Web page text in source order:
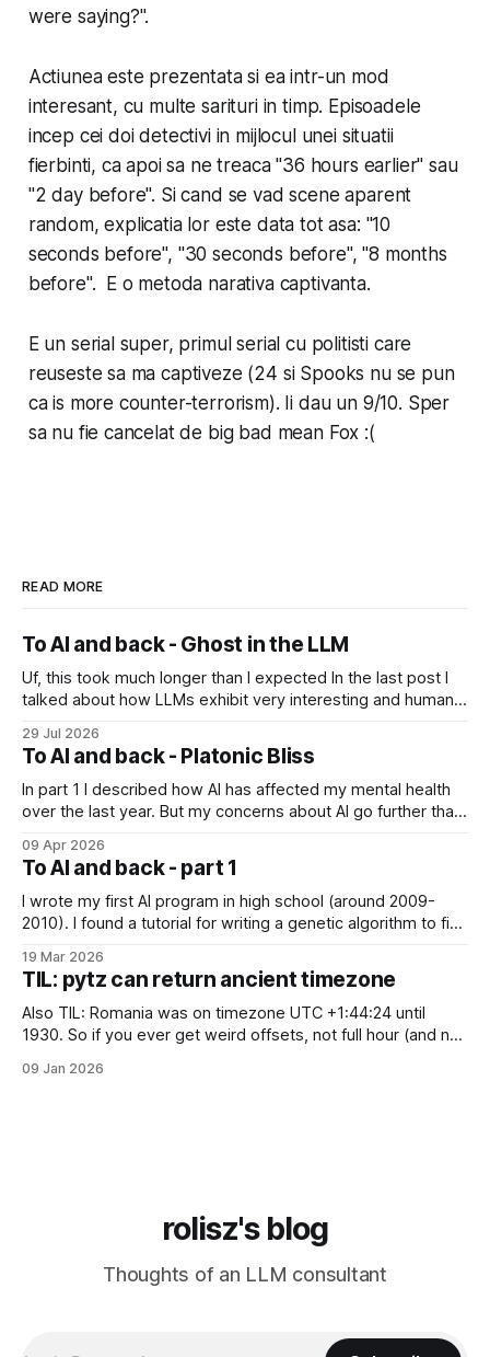
were saying?".
Actiunea este prezentata si ea intr-un mod
interesant, cu multe sarituri in timp. Episoadele
incep cei doi detectivi in mijlocul unei situatii
fierbinti, ca apoi sa ne treaca "36 hours earlier" sau
"2 day before". Si cand se vad scene aparent
random, explicatia lor este data tot asa: "10
seconds before", "30 seconds before", "8 months
before". E o metoda narativa captivanta.
E un serial super, primul serial cu politisti care
reuseste sa ma captiveze (24 si Spooks nu se pun
ca is more counter-terrorism). Ii dau un 9/10. Sper
sa nu fie cancelat de big bad mean Fox :(
READ MORE
To AI and back - Ghost in the LLM
Uf, this took much longer than I expected In the last post I
talked about how LLMs exhibit very interesting and human-
the platonic realm. Another person that influenced me a lot
is Joscha Bach. The first idea from him
29 Jul 2026
To AI and back - Platonic Bliss
In part 1 I described how AI has affected my mental health
over the last year. But my concerns about AI go further than
assistants sometimes exhibit weird behaviors. Gemini
"feeling" miserable and self-loathing
09 Apr 2026
To AI and back - part 1
I wrote my first AI program in high school (around 2009-
2010). I found a tutorial for writing a genetic algorithm to find
C++, I knew only PHP, I didn't know any OOP, so
19 Mar 2026
TIL: pytz can return ancient timezone
Also TIL: Romania was on timezone UTC +1:44:24 until
1930. So if you ever get weird offsets, not full hour (and not
pytz for some reason returns the first recorded offset for a
09 Jan 2026
rolisz's blog
Thoughts of an LLM consultant